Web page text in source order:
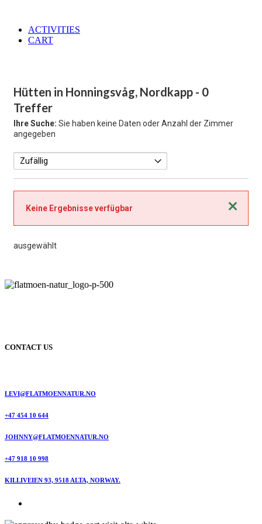
ACTIVITIES
CART
Hütten in Honningsvåg, Nordkapp - 0
Treffer
Ihre Suche: Sie haben keine Daten oder Anzahl der Zimmer
angegeben
Schließen
Keine Ergebnisse verfügbar
ausgewählt
CONTACT US
LEVI@FLATMOENNATUR.NO
+47 454 10 644
JOHNNY@FLATMOENNATUR.NO
+47 918 10 998
KILLIVEIEN 93, 9518 ALTA, NORWAY.